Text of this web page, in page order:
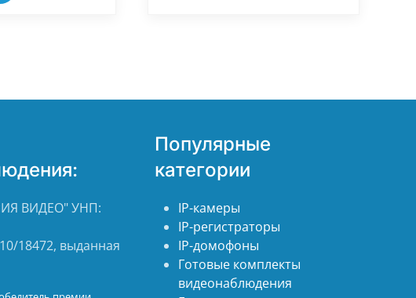
ВИДЕО" УНП:
18472, выданная
Популярные
категории
IP-камеры
IP-регистраторы
IP-домофоны
Готовые комплекты
видеонаблюдения